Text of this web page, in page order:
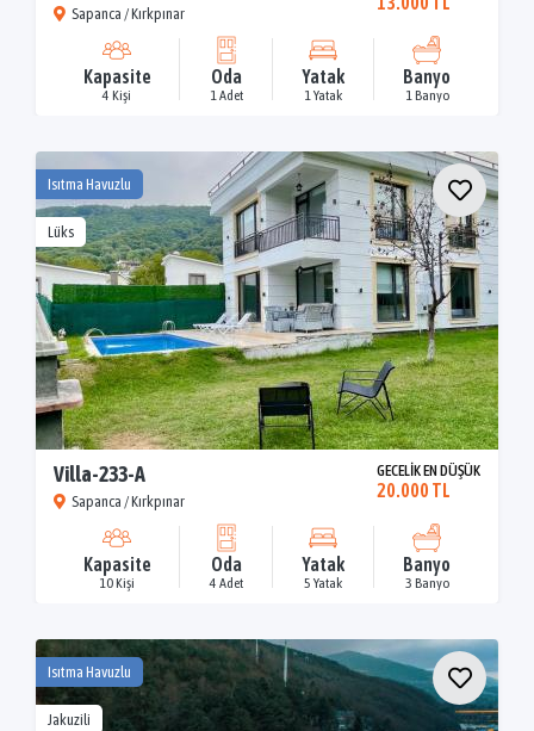
Sapanca / Kırkpınar
Kapasite
4 Kişi
Oda
1 Adet
Yatak
1 Yatak
Banyo
1 Banyo
Isıtma Havuzlu
Lüks
Villa-233-A
Sapanca / Kırkpınar
GECELİK EN DÜŞÜK
20.000 TL
Kapasite
10 Kişi
Oda
4 Adet
Yatak
5 Yatak
Banyo
3 Banyo
Isıtma Havuzlu
Jakuzili